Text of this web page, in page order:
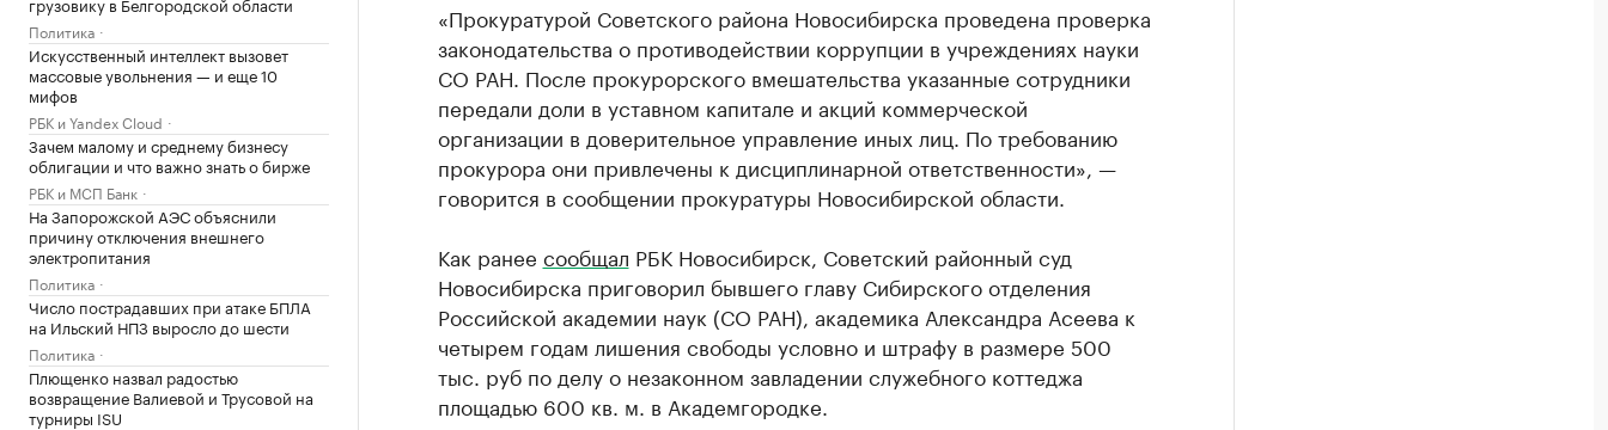
Политика
Искусственный интеллект вызовет
массовые увольнения — и еще 10
мифов
РБК и Yandex Cloud
Зачем малому и среднему бизнесу
облигации и что важно знать о бирже
РБК и МСП Банк
На Запорожской АЭС объяснили
причину отключения внешнего
электропитания
Политика
Число пострадавших при атаке БПЛА
на Ильский НПЗ выросло до шести
Политика
Плющенко назвал радостью
возвращение Валиевой и Трусовой на
турниры ISU
«Прокуратурой Советского района Новосибирска проведена проверка
законодательства о противодействии коррупции в учреждениях науки
СО РАН. После прокурорского вмешательства указанные сотрудники
передали доли в уставном капитале и акций коммерческой
организации в доверительное управление иных лиц. По требованию
прокурора они привлечены к дисциплинарной ответственности», —
говорится в сообщении прокуратуры Новосибирской области.
Как ранее сообщал РБК Новосибирск, Советский районный суд
Новосибирска приговорил бывшего главу Сибирского отделения
Российской академии наук (СО РАН), академика Александра Асеева к
четырем годам лишения свободы условно и штрафу в размере 500
тыс. руб по делу о незаконном завладении служебного коттеджа
площадью 600 кв. м. в Академгородке.